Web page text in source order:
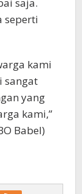
saja.
seperti
kami
sangat
yang
kami,”
Babel)